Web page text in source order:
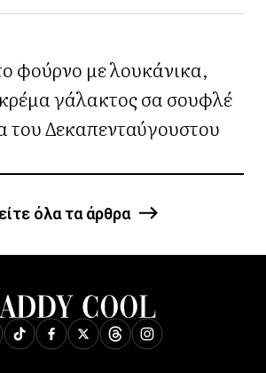
φούρνο με λουκάνικα,
κρέμα γάλακτος σα σουφλέ
του Δεκαπενταύγουστου
όλα τα άρθρα